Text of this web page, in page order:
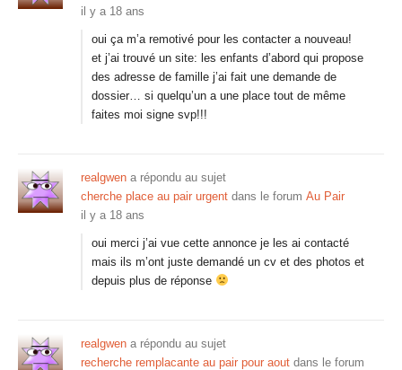
il y a 18 ans
oui ça m’a remotivé pour les contacter a nouveau!
et j’ai trouvé un site: les enfants d’abord qui propose
des adresse de famille j’ai fait une demande de
dossier… si quelqu’un a une place tout de même
faites moi signe svp!!!
realgwen a répondu au sujet
cherche place au pair urgent dans le forum Au Pair
il y a 18 ans
oui merci j’ai vue cette annonce je les ai contacté
mais ils m’ont juste demandé un cv et des photos et
depuis plus de réponse
realgwen a répondu au sujet
recherche remplacante au pair pour aout dans le forum